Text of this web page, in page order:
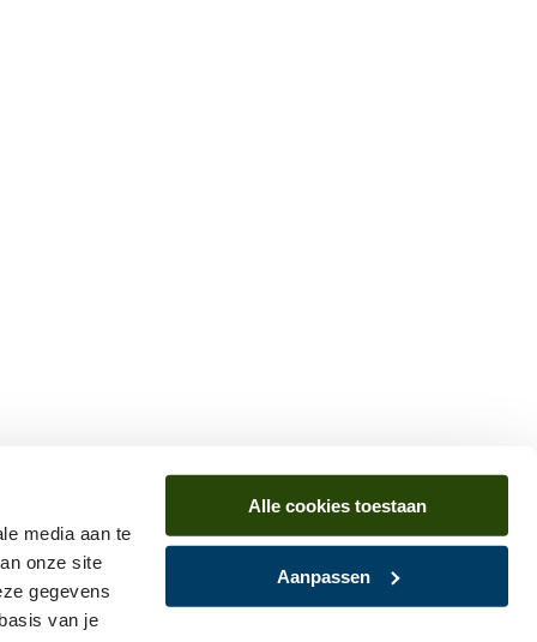
media aan te
onze site
gegevens
van je
Alle cookies toestaan
Aanpassen